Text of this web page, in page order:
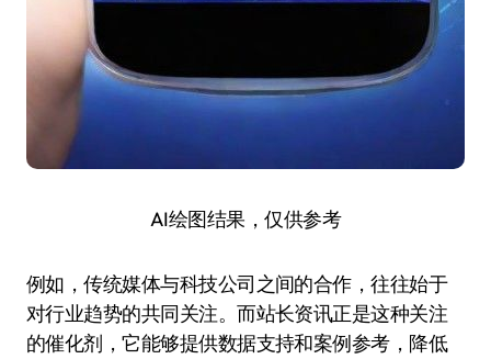
AI绘图结果，仅供参考
例如，传统媒体与科技公司之间的合作，往往始于
对行业趋势的共同关注。而站长资讯正是这种关注
的催化剂，它能够提供数据支持和案例参考，降低